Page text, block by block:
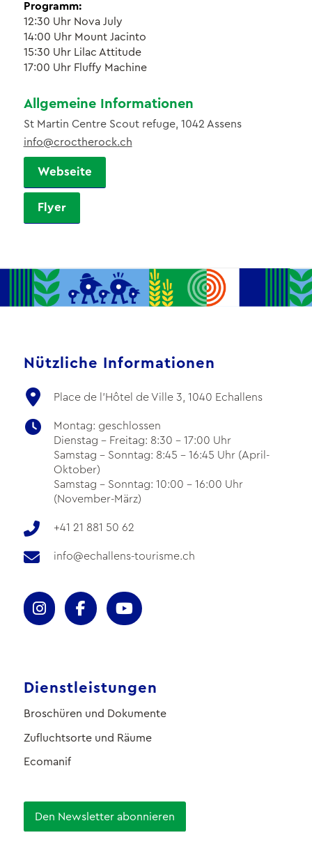
Programm:
12:30 Uhr Nova July
14:00 Uhr Mount Jacinto
15:30 Uhr Lilac Attitude
17:00 Uhr Fluffy Machine
Allgemeine Informationen
St Martin Centre Scout refuge, 1042 Assens
info@croctherock.ch
Webseite
Flyer
Nützliche Informationen
Place de l'Hôtel de Ville 3, 1040 Echallens
Montag: geschlossen
Dienstag - Freitag: 8:30 - 17:00 Uhr
Samstag - Sonntag: 8:45 - 16:45 Uhr (April-
Oktober)
Samstag - Sonntag: 10:00 - 16:00 Uhr
(November-März)
+41 21 881 50 62
info@echallens-tourisme.ch
Dienstleistungen
Broschüren und Dokumente
Zufluchtsorte und Räume
Ecomanif
Den Newsletter abonnieren